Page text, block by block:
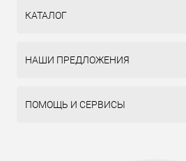
КАТАЛОГ
НАШИ ПРЕДЛОЖЕНИЯ
ПОМОЩЬ И СЕРВИСЫ